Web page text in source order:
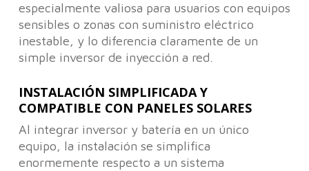
especialmente valiosa para usuarios con equipos
sensibles o zonas con suministro eléctrico
inestable, y lo diferencia claramente de un
simple inversor de inyección a red.
INSTALACIÓN SIMPLIFICADA Y
COMPATIBLE CON PANELES SOLARES
Al integrar inversor y batería en un único
equipo, la instalación se simplifica
enormemente respecto a un sistema